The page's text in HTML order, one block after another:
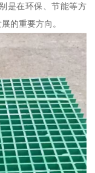
是在环保、节能等方
的重要方向。